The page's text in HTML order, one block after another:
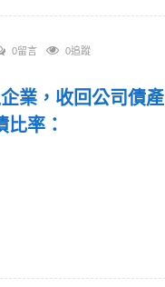
0留言 0追蹤
業，收回公司債產
比率：